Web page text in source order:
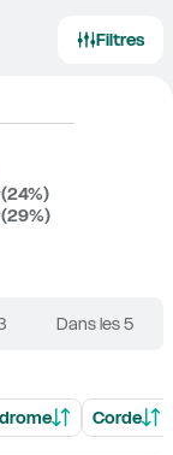
Filtres
(24%)
(29%)
Dans les 5
Corde